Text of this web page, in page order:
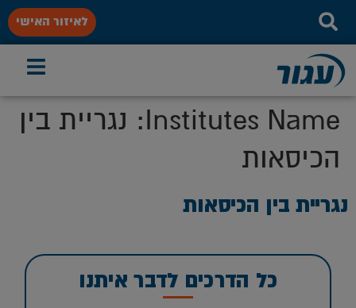
לאיזור האישי
Institutes Name:
נגריית בין
הכיסאות
נגריית בין הכיסאות
כל הדרכים לדבר איתנו